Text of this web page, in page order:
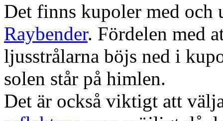
Det finns kupoler med och
Raybender. Fördelen med
ljusstrålarna böjs ned i
solen står på himlen.
Det är också viktigt att